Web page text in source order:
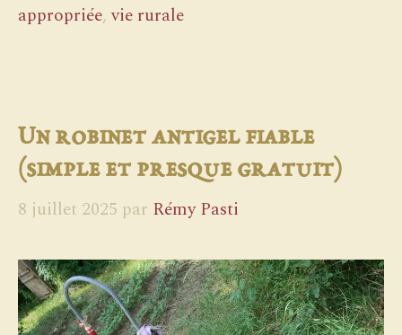
appropriée,vie rurale
Un robinet antigel fiable
(simple et presque gratuit)
8 juillet 2025 par Rémy Pasti